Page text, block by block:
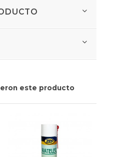
este producto